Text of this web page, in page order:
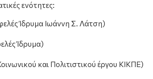
ενότητες:
Ίδρυμα Ιωάννη Σ. Λάτση)
Ίδρυμα)
και Πολιτιστικού έργου ΚΙΚΠΕ)